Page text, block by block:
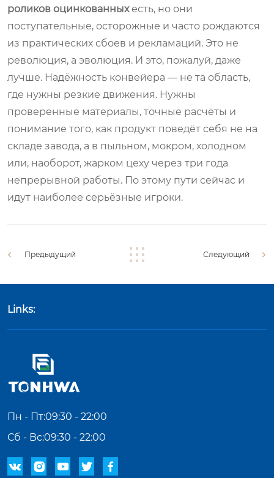
роликов оцинкованныхесть, но они
поступательные, осторожные и часто рождаются
из практических сбоев и рекламаций. Это не
революция, а эволюция. И это, пожалуй, даже
лучше. Надёжность конвейера — не та область,
где нужны резкие движения. Нужны
проверенные материалы, точные расчёты и
понимание того, как продукт поведёт себя не на
складе завода, а в пыльном, мокром, холодном
или, наоборот, жарком цеху через три года
непрерывной работы. По этому пути сейчас и
идут наиболее серьёзные игроки.
Предыдущий Следующий
Links:
Пн - Пт:09:30 - 22:00
Сб - Вс:09:30 - 22:00
    